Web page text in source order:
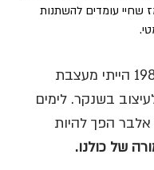
שחיי עומדים להשתנות
השנה הייתה 1982 הייתי מעצבת
בשנקר. לימים
אלבר הפך להיות
של כולנו.